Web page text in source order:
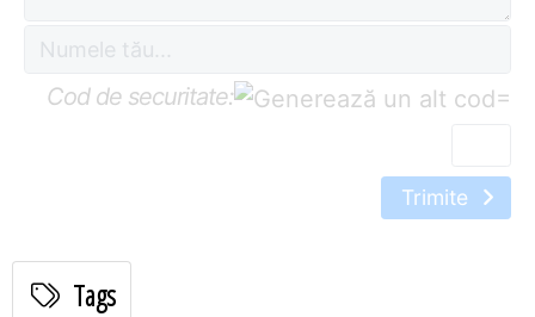
Cod de securitate: =
Trimite
Tags